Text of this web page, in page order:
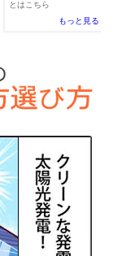
とはこちら
もっと見る »